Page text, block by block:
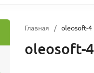
Главная / oleosoft-4
oleosoft-4